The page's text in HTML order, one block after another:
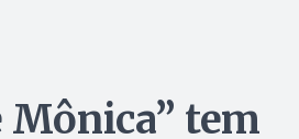
Mônica” tem